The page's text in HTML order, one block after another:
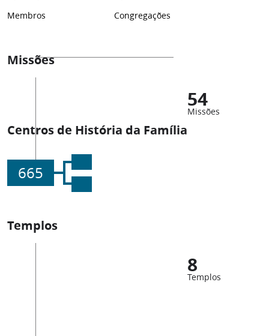
Membros Congregações
Missões
54
Missões
Centros de História da Família
665
Templos
8
Templos